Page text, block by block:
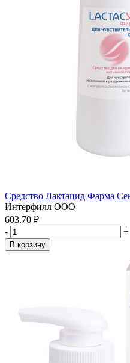
Средство Лактацид Фарма
Интерфилл ООО
603.70 ₽
-
+
В корзину